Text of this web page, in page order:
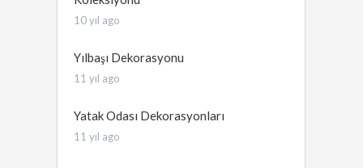
10 yıl ago
Yılbaşı Dekorasyonu
11 yıl ago
Yatak Odası Dekorasyonları
11 yıl ago